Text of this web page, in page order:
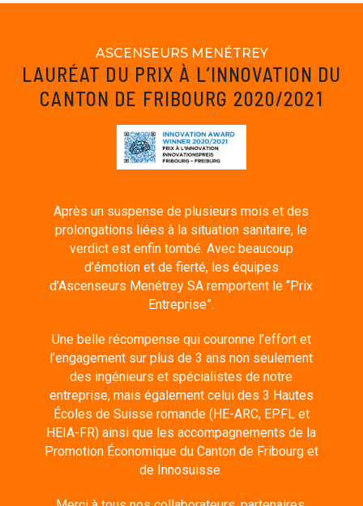
ASCENSEURS MENÉTREY
LAURÉAT DU PRIX À L’INNOVATION DU
CANTON DE FRIBOURG 2020/2021
Après un suspense de plusieurs mois et des
prolongations liées à la situation sanitaire, le
verdict est enfin tombé. Avec beaucoup
d’émotion et de fierté, les équipes
d’Ascenseurs Menétrey SA remportent le “Prix
Entreprise”.
Une belle récompense qui couronne l’effort et
l’engagement sur plus de 3 ans non seulement
des ingénieurs et spécialistes de notre
entreprise, mais également celui des 3 Hautes
Écoles de Suisse romande (HE-ARC, EPFL et
HEIA-FR) ainsi que les accompagnements de la
Promotion Économique du Canton de Fribourg et
de Innosuisse.